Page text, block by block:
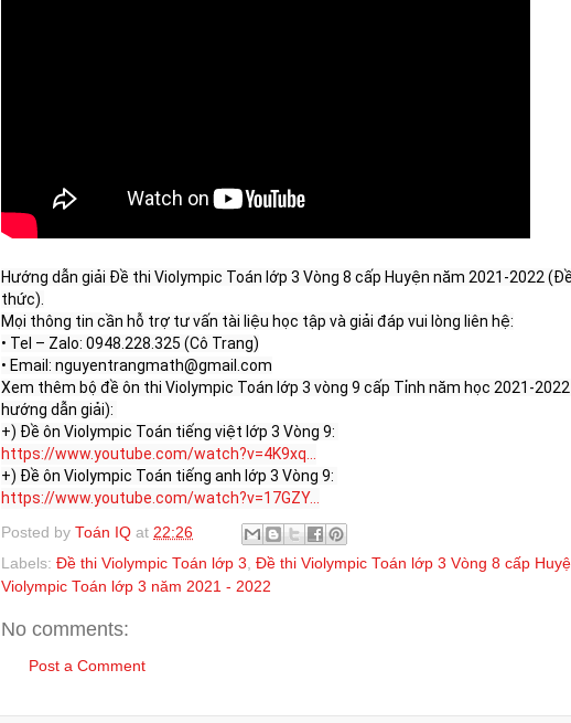
Hướng dẫn giải Đề thi Violympic Toán lớp 3 Vòng 8 cấp Huyện năm 2021-2022
thức).
Mọi thông tin cần hỗ trợ tư vấn tài liệu học tập và giải đáp vui lòng liên hệ:
• Tel – Zalo: 0948.228.325 (Cô Trang)
• Email: nguyentrangmath@gmail.com
Xem thêm bộ đề ôn thi Violympic Toán lớp 3 vòng 9 cấp Tỉnh năm học 2021-
hướng dẫn giải):
https://www.youtube.com/watch?v=4K9xq...
https://www.youtube.com/watch?v=17GZY...
Posted by Toán IQ at 22:26
Labels: Đề thi Violympic Toán lớp 3, Đề thi Violympic Toán lớp 3 Vòng 8 cấp
Violympic Toán lớp 3 năm 2021 - 2022
No comments:
Post a Comment